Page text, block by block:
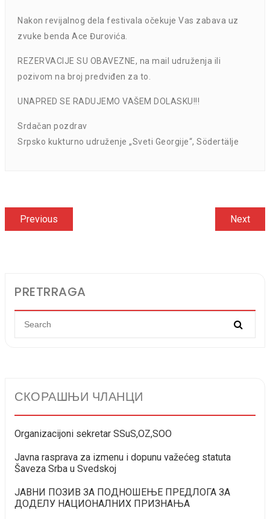
Nakon revijalnog dela festivala očekuje Vas zabava uz
zvuke benda Ace Đurovića.
REZERVACIJE SU OBAVEZNE, na mail udruženja ili
pozivom na broj predviđen za to.
UNAPRED SE RADUJEMO VAŠEM DOLASKU!!!
Srdačan pozdrav
Srpsko kukturno udruženje „Sveti Georgije“, Södertälje
Кретање
Previous
post:
Next
PRETRRAGA
СКОРАШЊИ ЧЛАНЦИ
Organizacijoni sekretar SSuS,OZ,SOO
Javna rasprava za izmenu i dopunu važećeg statuta
Šaveza Srba u Svedskoj
ЈАВНИ ПОЗИВ ЗА ПОДНОШЕЊЕ ПРЕДЛОГА ЗА
ДОДЕЛУ НАЦИОНАЛНИХ ПРИЗНАЊА